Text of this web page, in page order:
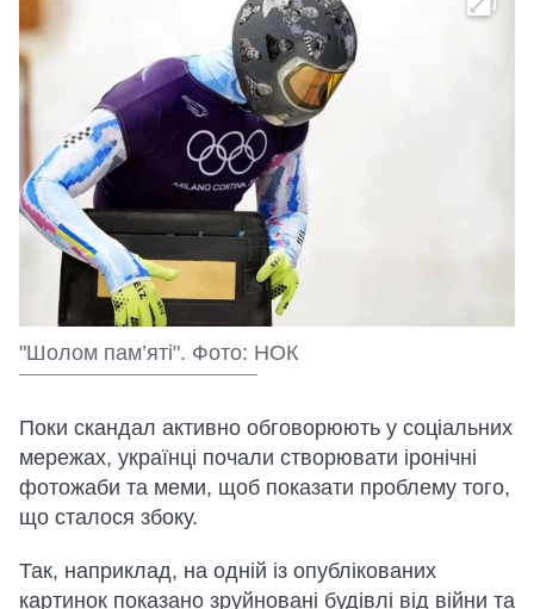
"Шолом пам’яті". Фото: НОК
Поки скандал активно обговорюють у соціальних
мережах, українці почали створювати іронічні
фотожаби та меми, щоб показати проблему того,
що сталося збоку.
Так, наприклад, на одній із опублікованих
картинок показано зруйновані будівлі від війни та